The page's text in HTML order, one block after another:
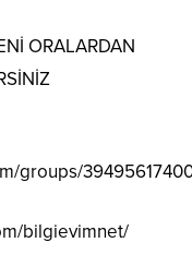
ORALARDAN
groups/
bilgievimnet/